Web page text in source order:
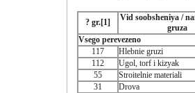
? gr.[1]
Vid soobsheniya /
gruza
Vsego perevezeno
117
Hlebnie gruzi
112
Ugol, torf i kizyak
55
Stroitelnie materiali
31
Drova